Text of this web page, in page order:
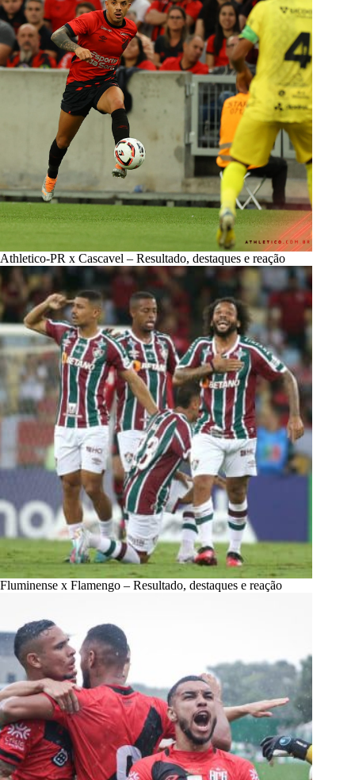
Athletico-PR x Cascavel – Resultado, destaques e reação
Fluminense x Flamengo – Resultado, destaques e reação